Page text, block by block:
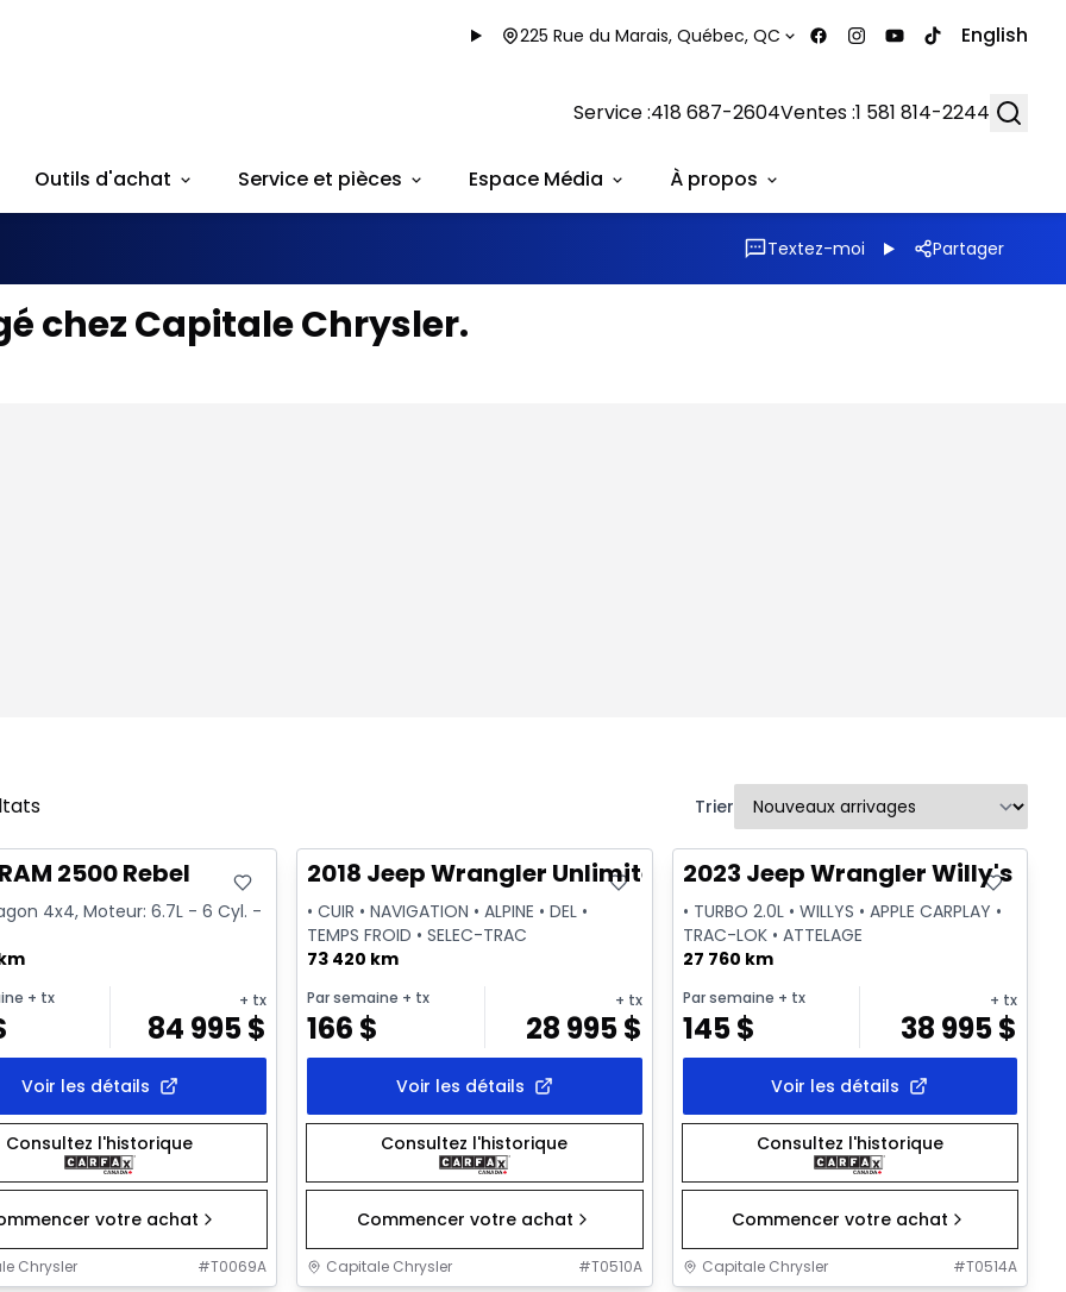
225 Rue du Marais, Québec, QC English
Service :418 687-2604Ventes :1 581 814-2244
Outils d'achat Service et pièces Espace Média À propos
Textez-moi Partager
chez Capitale Chrysler.
Trier
offre
2500 Rebel
4x4, Moteur: 6.7L - 6 Cyl. -
+ tx + tx
84 995$
Voir les détails
Consultez l'historique
votre achat
Chrysler #T0069A
2018 Jeep Wrangler Unlimited Sahara
• CUIR • NAVIGATION • ALPINE • DEL •
TEMPS FROID • SELEC-TRAC
73 420 km
Par semaine + tx
166 $
+ tx
28 995$
Voir les détails
Consultez l'historique
Commencer votre achat
Capitale Chrysler #T0510A
Très bonne offre
2023 Jeep Wrangler Willy's
• TURBO 2.0L • WILLYS • APPLE CARPLAY •
TRAC-LOK • ATTELAGE
27 760 km
Par semaine + tx
145$
+ tx
38 995$
Voir les détails
Consultez l'historique
Commencer votre achat
Capitale Chrysler #T0514A